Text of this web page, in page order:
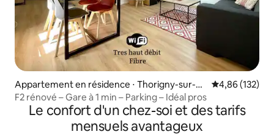
Appartement en résidence ⋅ Thorigny-sur-M
arne
Évaluation
4,86 (132)
F2 rénové – Gare à 1 min – Parking – Idéal pros
Le confort d'un chez-soi et des tarifs
mensuels avantageux